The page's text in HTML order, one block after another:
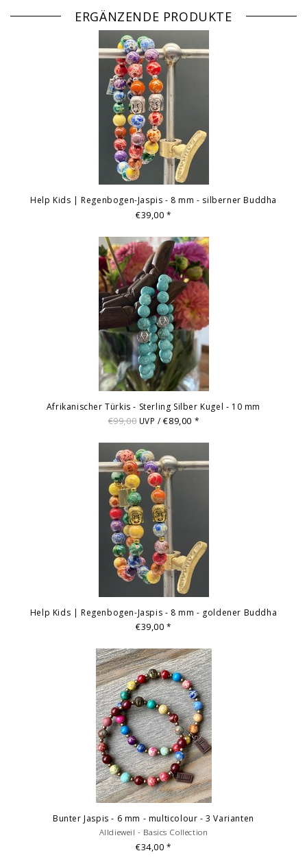
ERGÄNZENDE PRODUKTE
Help Kids | Regenbogen-Jaspis - 8 mm - silberner Buddha
€39,00*
Afrikanischer Türkis - Sterling Silber Kugel - 10 mm
€99,00 UVP / €89,00 *
Help Kids | Regenbogen-Jaspis - 8 mm - goldener Buddha
€39,00*
Bunter Jaspis - 6 mm - multicolour - 3 Varianten
Alldieweil - Basics Collection
€34,00*